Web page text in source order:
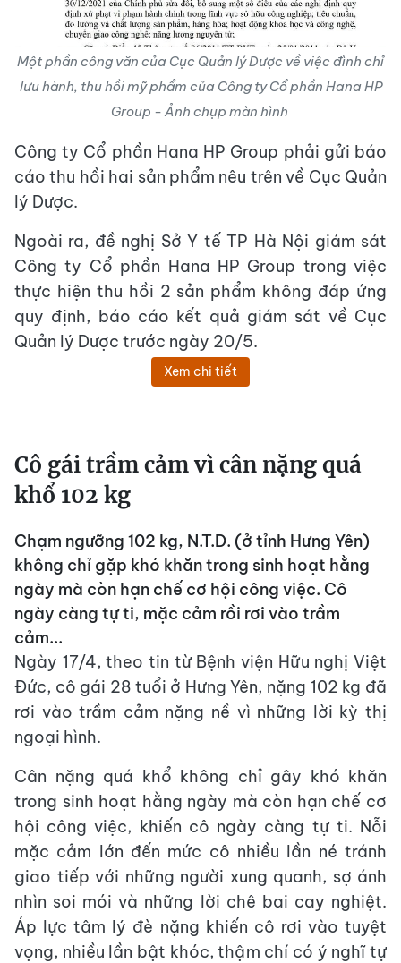
Một phần công văn của Cục Quản lý Dược về việc đình chỉ
lưu hành, thu hồi mỹ phẩm của Công ty Cổ phần Hana HP
Group - Ảnh chụp màn hình
Công ty Cổ phần Hana HP Group phải gửi báo
cáo thu hồi hai sản phẩm nêu trên về Cục Quản
lý Dược.
Ngoài ra, đề nghị Sở Y tế TP Hà Nội giám sát
Công ty Cổ phần Hana HP Group trong việc
thực hiện thu hồi 2 sản phẩm không đáp ứng
quy định, báo cáo kết quả giám sát về Cục
Quản lý Dược trước ngày 20/5.
Xem chi tiết
Cô gái trầm cảm vì cân nặng quá
khổ 102 kg
Chạm ngưỡng 102 kg, N.T.D. (ở tỉnh Hưng Yên)
không chỉ gặp khó khăn trong sinh hoạt hằng
ngày mà còn hạn chế cơ hội công việc. Cô
ngày càng tự ti, mặc cảm rồi rơi vào trầm
cảm...
Ngày 17/4, theo tin từ Bệnh viện Hữu nghị Việt
Đức, cô gái 28 tuổi ở Hưng Yên, nặng 102 kg đã
rơi vào trầm cảm nặng nề vì những lời kỳ thị
ngoại hình.
Cân nặng quá khổ không chỉ gây khó khăn
trong sinh hoạt hằng ngày mà còn hạn chế cơ
hội công việc, khiến cô ngày càng tự ti. Nỗi
mặc cảm lớn đến mức cô nhiều lần né tránh
giao tiếp với những người xung quanh, sợ ánh
nhìn soi mói và những lời chê bai cay nghiệt.
Áp lực tâm lý đè nặng khiến cô rơi vào tuyệt
vọng, nhiều lần bật khóc, thậm chí có ý nghĩ tự